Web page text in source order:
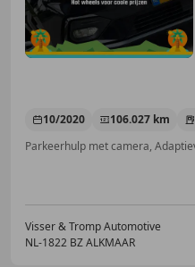
10/2020 106.027 km
Visser & Tromp Automotive
NL-1822 BZ ALKMAAR